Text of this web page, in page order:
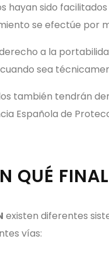
hayan sido
se efectúe por
a la
sea
también tendrán
Española de
QUÉ
existen diferentes
vías: